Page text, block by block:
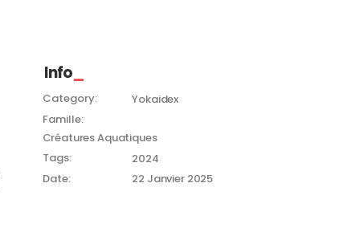
Info
Category:
Yokaidex
Famille:
Créatures Aquatiques
Tags:
2024
Date:
22 Janvier 2025